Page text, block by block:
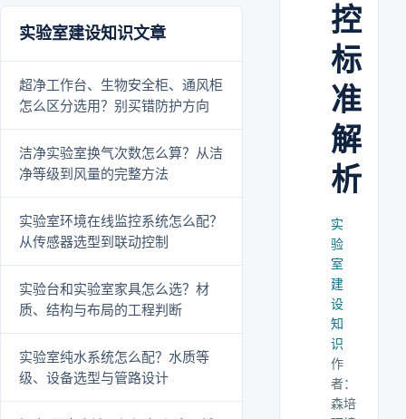
实验室建设知识文章
超净工作台、生物安全柜、通风柜
怎么区分选用？别买错防护方向
洁净实验室换气次数怎么算？从洁
净等级到风量的完整方法
实验室环境在线监控系统怎么配？
从传感器选型到联动控制
实验台和实验室家具怎么选？材
质、结构与布局的工程判断
实验室纯水系统怎么配？水质等
级、设备选型与管路设计
控
标
准
解
析
实
验
室
建
设
知
识
作
者：
森培